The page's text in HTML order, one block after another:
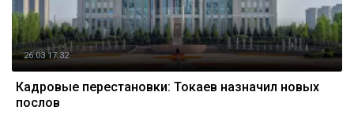
26.03 17:32
Кадровые перестановки: Токаев назначил новых
послов